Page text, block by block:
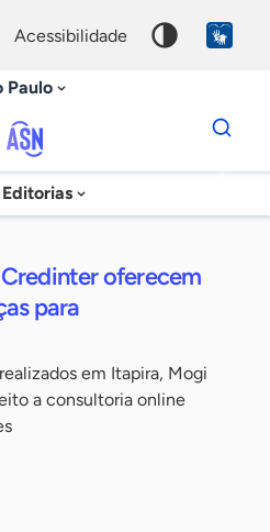
acessibilidade
Paulo
Agência
Sebrae
Notícias
Editorias
Dados
para
chave
oferecem
para
em Itapira, Mogi
a consultoria online